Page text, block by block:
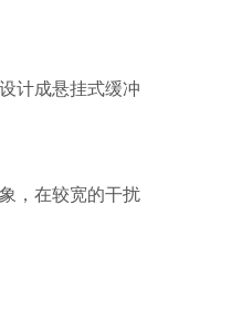
计成悬挂式缓冲
，在较宽的干扰